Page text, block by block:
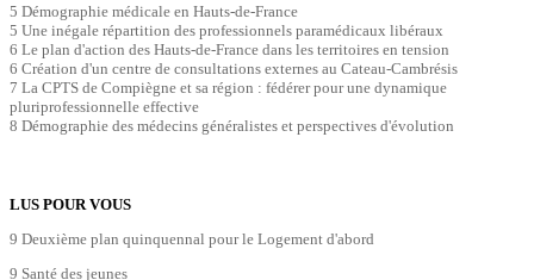
5 Démographie médicale en Hauts-de-France
5 Une inégale répartition des professionnels paramédicaux libéraux
6 Le plan d'action des Hauts-de-France dans les territoires en tension
6 Création d'un centre de consultations externes au Cateau-Cambrésis
7 La CPTS de Compiègne et sa région : fédérer pour une dynamique
pluriprofessionnelle effective
8 Démographie des médecins généralistes et perspectives d'évolution
LUS POUR VOUS
9 Deuxième plan quinquennal pour le Logement d'abord
9 Santé des jeunes